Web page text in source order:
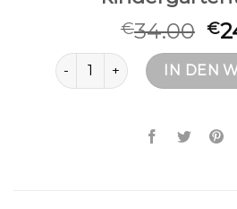
€34.00 €
kindergartentasche Menge
IN DEN